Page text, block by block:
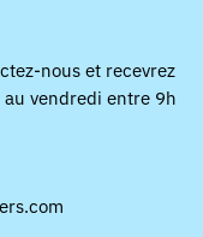
nous et recevrez
vendredi entre 9h